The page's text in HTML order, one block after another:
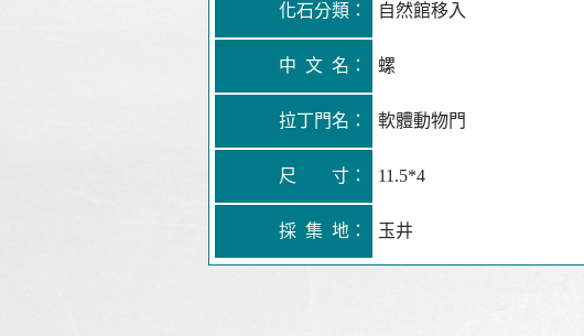
化石分類： 自然館移入
中 文 名： 螺
拉丁門名： 軟體動物門
尺 寸： 11.5*4
採 集 地： 玉井